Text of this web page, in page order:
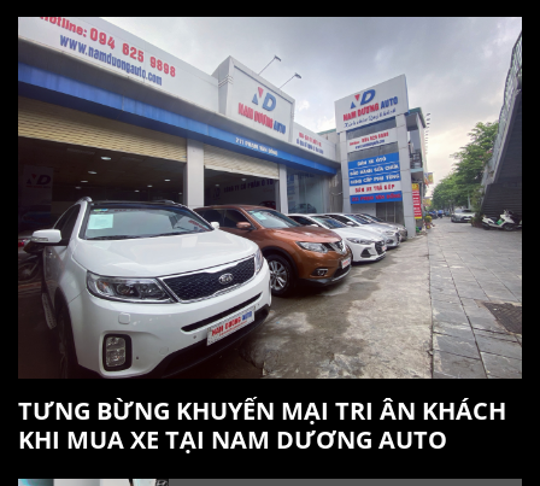
TƯNG BỪNG KHUYẾN MẠI TRI ÂN KHÁCH
KHI MUA XE TẠI NAM DƯƠNG AUTO